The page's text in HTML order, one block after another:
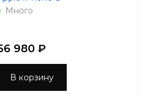
Много
980 ₽
В корзину